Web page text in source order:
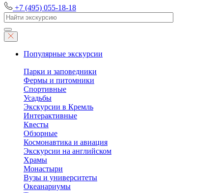
+7 (495) 055-18-18
Популярные экскурсии
Парки и заповедники
Фермы и питомники
Спортивные
Усадьбы
Экскурсии в Кремль
Интерактивные
Квесты
Обзорные
Космонавтика и авиация
Экскурсии на английском
Храмы
Монастыри
Вузы и университеты
Океанариумы